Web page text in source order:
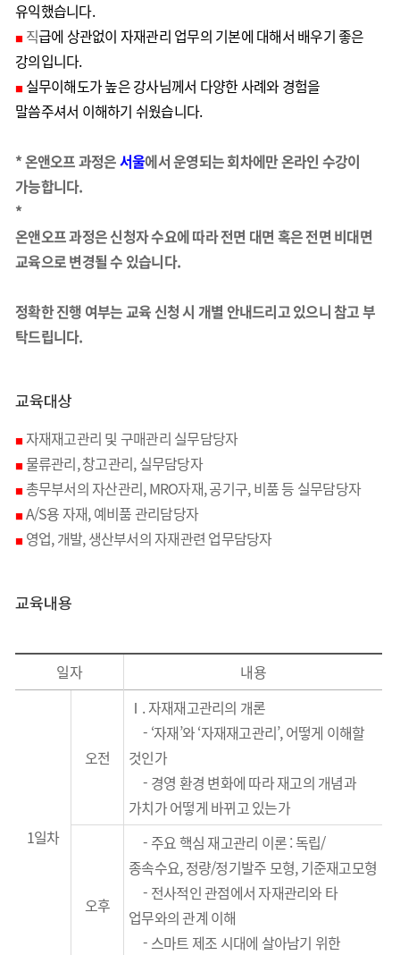
유익했습니다.
■ 직급에 상관없이 자재관리 업무의 기본에 대해서 배우기 좋은
강의입니다.
■ 실무이해도가 높은 강사님께서 다양한 사례와 경험을
말씀주셔서 이해하기 쉬웠습니다.
* 온앤오프 과정은서울에서 운영되는 회차에만 온라인 수강이
가능합니다.
*
온앤오프 과정은 신청자 수요에 따라 전면 대면 혹은 전면 비대면
교육으로 변경될 수 있습니다.
정확한 진행 여부는 교육 신청 시 개별 안내드리고 있으니 참고 부
탁드립니다.
교육대상
■ 자재재고관리 및 구매관리 실무담당자
■ 물류관리, 창고관리, 실무담당자
■ 총무부서의 자산관리, MRO자재, 공기구, 비품 등 실무담당자
■ A/S용 자재, 예비품 관리담당자
■ 영업, 개발, 생산부서의 자재관련 업무담당자
교육내용
일자 내용
1일차
오전
Ⅰ. 자재재고관리의 개론
- ‘자재’와‘자재재고관리’,어떻게 이해할
것인가
- 경영 환경 변화에 따라 재고의 개념과
가치가 어떻게 바뀌고 있는가
오후
- 주요 핵심 재고관리 이론:독립/
종속수요,정량/정기발주 모형,기준재고모형
- 전사적인 관점에서 자재관리와 타
업무와의 관계 이해
-스마트 제조 시대에 살아남기 위한